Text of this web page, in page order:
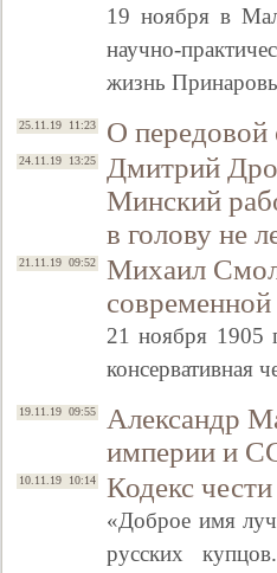
19 ноября в
научно-
жизнь
25.11.19 11:23 О передовой
24.11.19 13:25
Дмитрий
Минский
в голову не
21.11.19 09:52
Михаил
21 ноября 1905
консервативная
19.11.19 09:55
Александр
империи и
10.11.19 10:14 Кодекс
«Доброе имя
русских